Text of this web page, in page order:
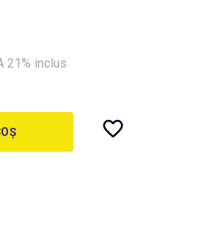
21% inclus